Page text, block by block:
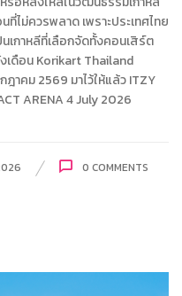
ไม่ควรพลาด เพราะประเทศไทย
กาหลีที่เลือกจัดทั้งคอนเสิร์ต
เดือน Korikart Thailand
าคม 2569 มาไว้ให้แล้ว ITZY
ARENA 4 July 2026
0 COMMENTS